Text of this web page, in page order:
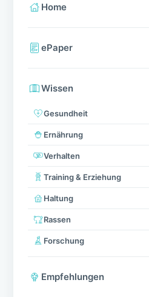
Home
ePaper
Wissen
Gesundheit
Ernährung
Verhalten
Training & Erziehung
Haltung
Rassen
Forschung
Empfehlungen